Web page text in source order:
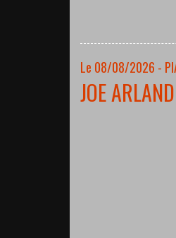
Le 08/08/2026 -
JOE